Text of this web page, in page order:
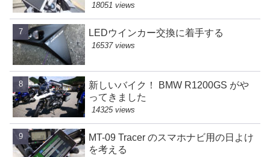
18051 views
LEDウインカー交換に着手する
16537 views
新しいバイク！ BMW R1200GS がや
ってきました
14325 views
MT-09 Tracer のスマホナビ用の日よけ
を考える